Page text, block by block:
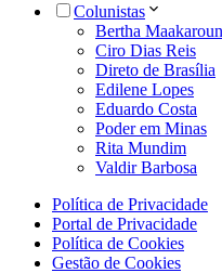
Colunistas
Bertha Maakaroun
Ciro Dias Reis
Direto de Brasília
Edilene Lopes
Eduardo Costa
Poder em Minas
Rita Mundim
Valdir Barbosa
Política de Privacidade
Portal de Privacidade
Política de Cookies
Gestão de Cookies